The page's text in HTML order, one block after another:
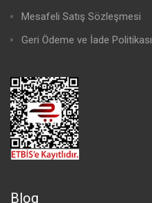
Mesafeli Satış Sözleşmesi
Geri Ödeme ve İade Politikası
Blog